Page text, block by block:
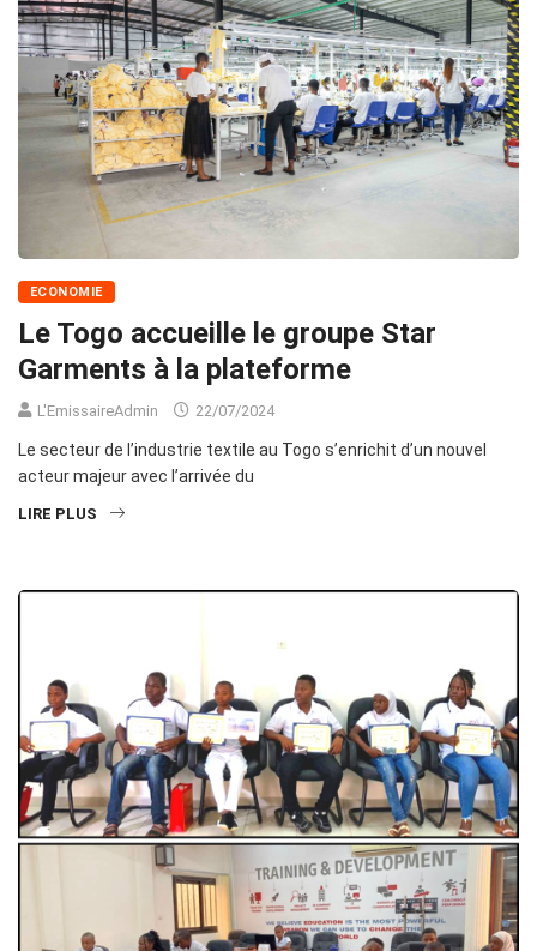
ECONOMIE
Le Togo accueille le groupe Star
Garments à la plateforme
L'EmissaireAdmin 22/07/2024
Le secteur de l’industrie textile au Togo s’enrichit d’un nouvel
acteur majeur avec l’arrivée du
LIRE PLUS